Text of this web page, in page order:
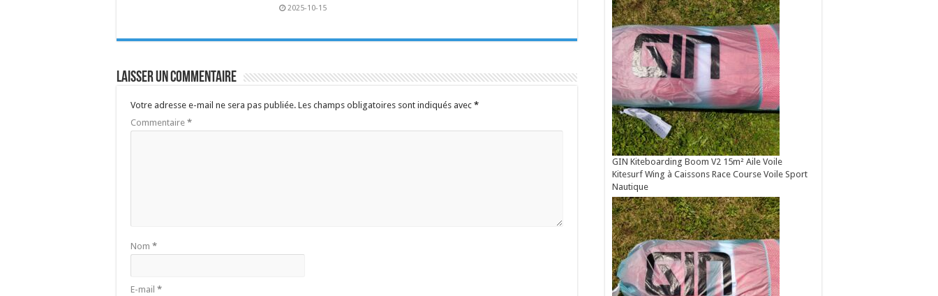
2025-10-15
Laisser un commentaire
Votre adresse e-mail ne sera pas publiée. Les champs obligatoires sont indiqués avec *
Commentaire *
Nom *
E-mail *
GIN Kiteboarding Boom V2 15m² Aile Voile
Kitesurf Wing à Caissons Race Course Voile Sport
Nautique